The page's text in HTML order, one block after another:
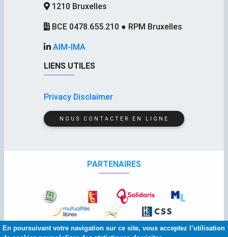
En poursuivant votre navigation sur ce site, vous acceptez l’utilisation
1210 Bruxelles
BCE 0478.655.210 ● RPM Bruxelles
AIM-IMA
LIENS UTILES
Privacy Disclaimer
NOUS CONTACTER EN LIGNE
PARTENAIRES